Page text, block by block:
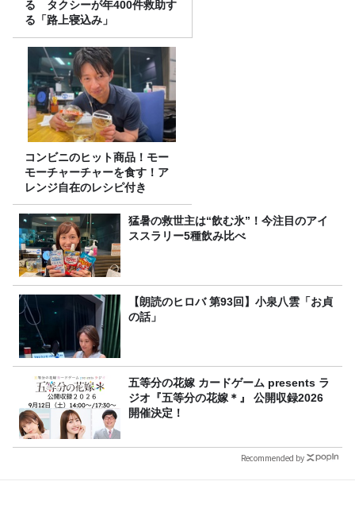
る タクシーが年400件救助す
る「路上寝込み」
コンビニのヒット商品！モー
モーチャーチャーを食す！ア
レンジ自在のレシピ付き
猛暑の救世主は“飲む氷”！今注目のアイ
ススラリー5種飲み比べ
【朗読のヒロバ 第93回】小泉八雲「お貞
の話」
五等分の花嫁 カードゲーム presents ラ
ジオ『五等分の花嫁＊』 公開収録2026
開催決定！
Recommended by